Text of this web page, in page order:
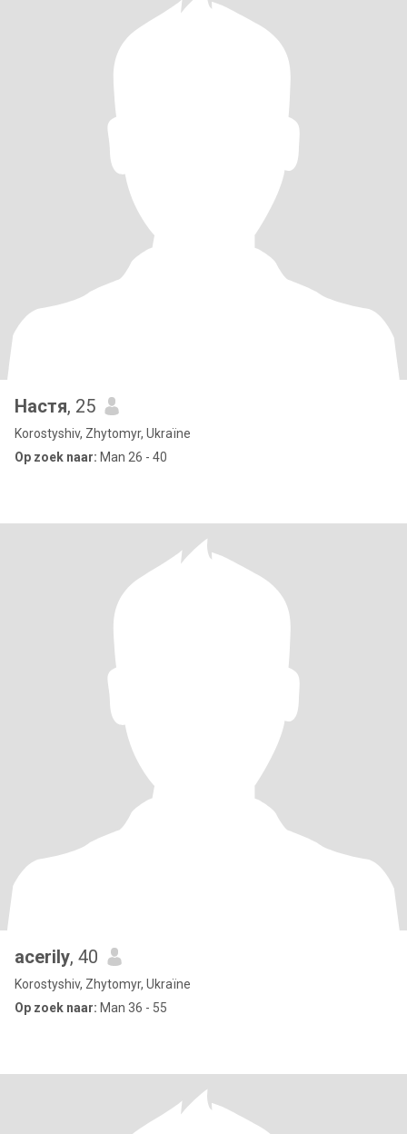
Настя, 25
Korostyshiv, Zhytomyr, Ukraïne
Op zoek naar: Man 26 - 40
acerily, 40
Korostyshiv, Zhytomyr, Ukraïne
Op zoek naar: Man 36 - 55